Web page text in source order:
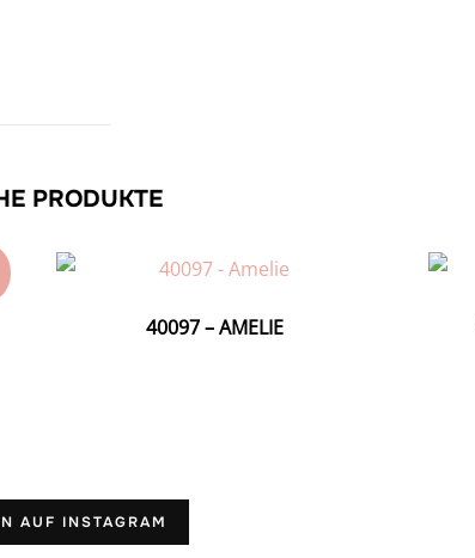
PRODUKTE
40097 – AMELIE
AUF INSTAGRAM